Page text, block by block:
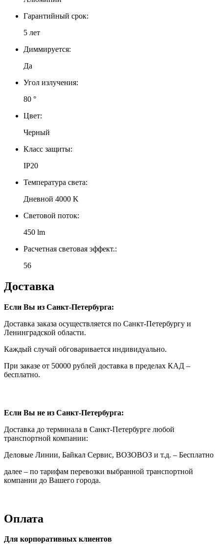
Гарантийный срок:
5 лет
Диммируется:
Да
Угол излучения:
80 °
Цвет:
Черный
Класс защиты:
IP20
Температура света:
Дневной 4000 K
Световой поток:
450 lm
Расчетная световая эффект.:
56
Доставка
Если Вы из Санкт-Петербурга:
Доставка заказа осуществляется по Санкт-Петербургу и
Ленинградской области.
Каждый случай обговаривается индивидуально.
При заказе от 50000 рублей доставка в пределах КАД –
бесплатно.
Если Вы не из Санкт-Петербурга:
Доставка до терминала в Санкт-Петербурге любой
транспортной компании:
Деловые Линии, Байкал Сервис, ВОЗОВОЗ и т.д. – Бесплатно
далее – по тарифам перевозки выбранной транспортной
компании до Вашего города.
Оплата
Для корпоративных клиентов